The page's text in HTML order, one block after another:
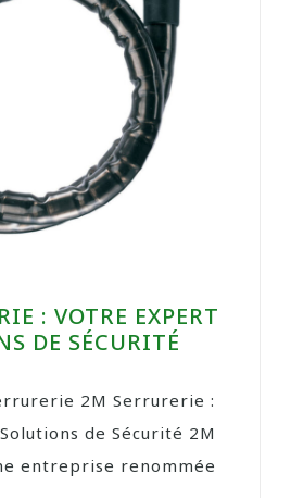
: VOTRE EXPERT
DE SÉCURITÉ
2M Serrurerie :
de Sécurité 2M
entreprise renommée